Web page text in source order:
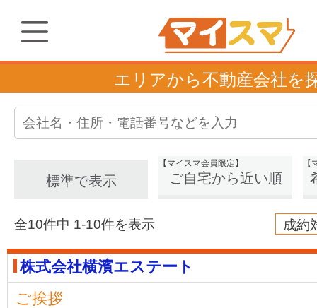
エリアから不動産会社を
標準で表示
【マイスマ会員限定】
ご自宅から近い順
全10件中 1-10件を表示 成約
株式会社横濱エステート
ご挨拶